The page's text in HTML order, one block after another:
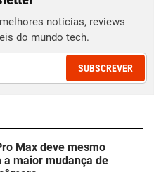
notícias, reviews
do mundo tech.
SUBSCREVER
Max deve mesmo
a maior mudança de